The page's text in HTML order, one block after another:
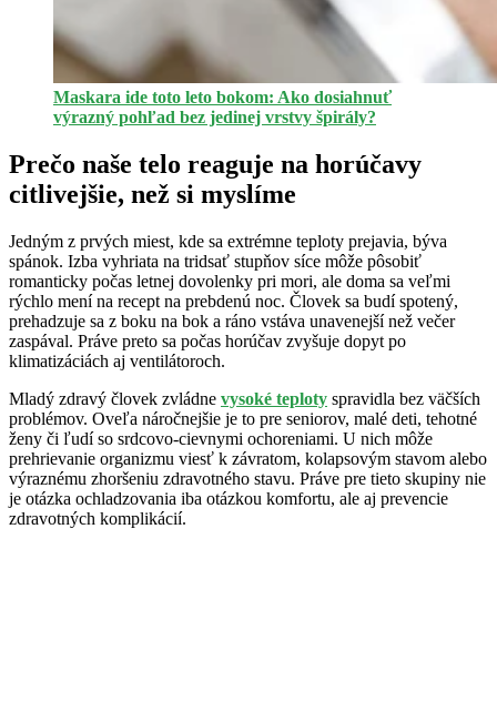
Maskara ide toto leto bokom: Ako dosiahnuť
výrazný pohľad bez jedinej vrstvy špirály?
Prečo naše telo reaguje na horúčavy
citlivejšie, než si myslíme
Jedným z prvých miest, kde sa extrémne teploty prejavia, býva
spánok. Izba vyhriata na tridsať stupňov síce môže pôsobiť
romanticky počas letnej dovolenky pri mori, ale doma sa veľmi
rýchlo mení na recept na prebdenú noc. Človek sa budí spotený,
prehadzuje sa z boku na bok a ráno vstáva unavenejší než večer
zaspával. Práve preto sa počas horúčav zvyšuje dopyt po
klimatizáciách aj ventilátoroch.
Mladý zdravý človek zvládne vysoké teploty spravidla bez väčších
problémov. Oveľa náročnejšie je to pre seniorov, malé deti, tehotné
ženy či ľudí so srdcovo-cievnymi ochoreniami. U nich môže
prehrievanie organizmu viesť k závratom, kolapsovým stavom alebo
výraznému zhoršeniu zdravotného stavu. Práve pre tieto skupiny nie
je otázka ochladzovania iba otázkou komfortu, ale aj prevencie
zdravotných komplikácií.